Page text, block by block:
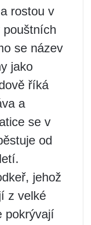
rostou v
pouštních
se název
jako
říká
a
se v
od
jehož
z velké
pokrývají